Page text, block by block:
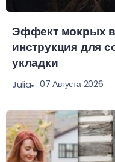
Эффект мокрых
инструкция для
укладки
Julia 07 Августа 2026